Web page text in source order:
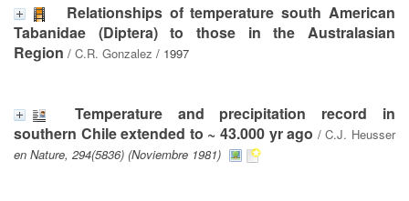
Relationships of temperature south American
Tabanidae (Diptera) to those in the Australasian
Region / C.R. Gonzalez / 1997
Temperature and precipitation record in
southern Chile extended to ~ 43.000 yr ago /C.J. Heusser
en Nature, 294(5836) (Noviembre 1981)